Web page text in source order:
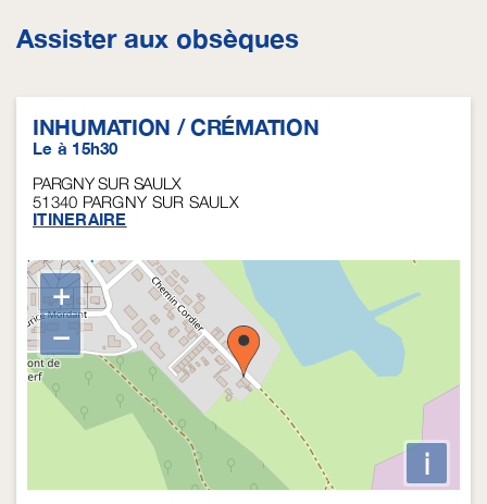
Assister aux obsèques
INHUMATION / CRÉMATION
Le à 15h30
PARGNY SUR SAULX
51340 PARGNY SUR SAULX
ITINERAIRE
+
−
i